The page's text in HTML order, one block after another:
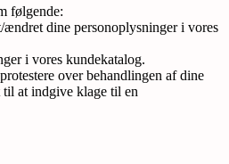
følgende:
dine personoplysninger i vores
i vores kundekatalog.
over behandlingen af dine
til at indgive klage til en